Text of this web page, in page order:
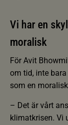
Vi har en
moralisk
För Avit
om tid, inte
som en
– Det är vårt
klimatkrisen. Vi